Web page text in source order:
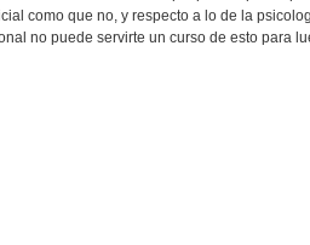
como que no, y respecto a lo de la
no puede servirte un curso de esto para